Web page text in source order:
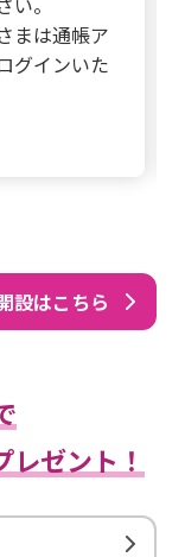
。
まは通帳ア
グインいた
設はこちら
ゼント！